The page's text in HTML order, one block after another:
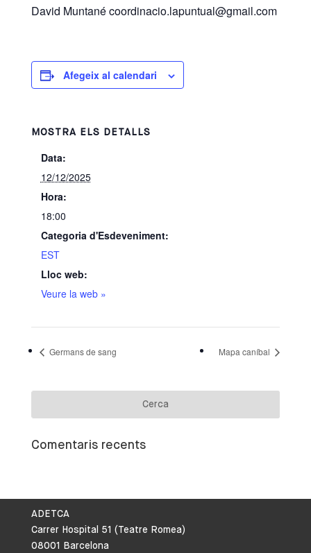
David Muntané coordinacio.lapuntual@gmail.com
Afegeix al calendari
MOSTRA ELS DETALLS
Data:
12/12/2025
Hora:
18:00
Categoria d'Esdeveniment:
EST
Lloc web:
Veure la web »
Germans de sang Mapa caníbal
Comentaris recents
ADETCA
Carrer Hospital 51 (Teatre Romea)
08001 Barcelona